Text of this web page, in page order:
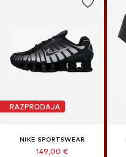
RAZPRODAJA
NIKE SPORTSWEAR
149,00 €